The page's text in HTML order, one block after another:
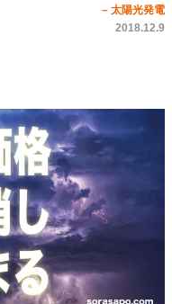
– 太陽光発電
2018.12.9